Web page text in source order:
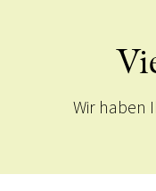
Wir haben